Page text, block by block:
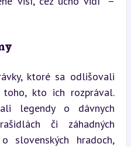
ktoré sa odlišovali
kto ich rozprával.
legendy o dávnych
či záhadných
slovenských hradoch,